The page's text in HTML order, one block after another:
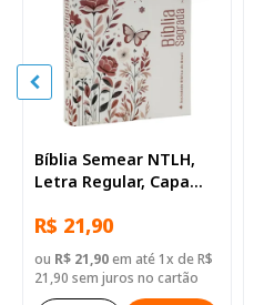
Bíblia Semear NTLH,
Letra Regular, Capa
R$ 21,90
ou R$ 21,90em até 1x de R$
21,90 sem juros no cartão